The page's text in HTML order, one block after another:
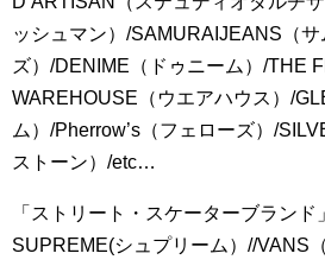
ッシュマン）/SAMURAIJEANS（
ズ）/DENIME（ドゥニーム）/THE
WAREHOUSE（ウエアハウス）/
ム）/Pherrow’s（フェローズ）/
ストーン）/etc…
「ストリート・スケーターブランド」
SUPREME(シュプリーム）//VANS